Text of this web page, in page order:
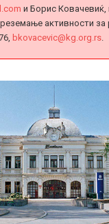
и Борис
активности за
bkovacevic@kg.org.rs.